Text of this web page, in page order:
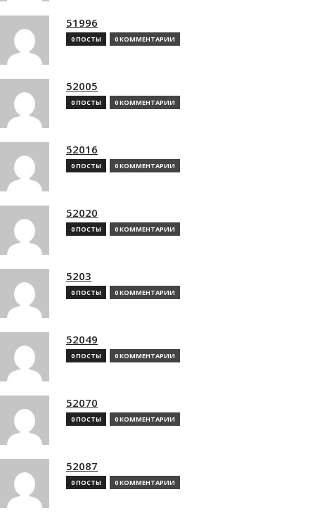
51996
0 ПОСТЫ 0 КОММЕНТАРИИ
52005
0 ПОСТЫ 0 КОММЕНТАРИИ
52016
0 ПОСТЫ 0 КОММЕНТАРИИ
52020
0 ПОСТЫ 0 КОММЕНТАРИИ
5203
0 ПОСТЫ 0 КОММЕНТАРИИ
52049
0 ПОСТЫ 0 КОММЕНТАРИИ
52070
0 ПОСТЫ 0 КОММЕНТАРИИ
52087
0 ПОСТЫ 0 КОММЕНТАРИИ